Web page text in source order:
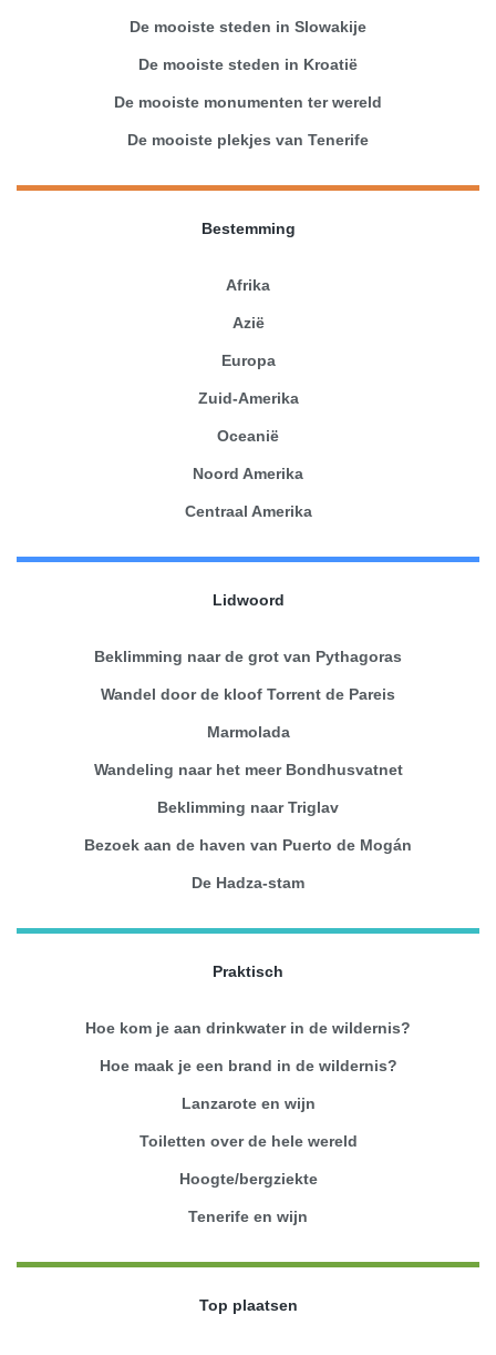
De mooiste steden in Slowakije
De mooiste steden in Kroatië
De mooiste monumenten ter wereld
De mooiste plekjes van Tenerife
Bestemming
Afrika
Azië
Europa
Zuid-Amerika
Oceanië
Noord Amerika
Centraal Amerika
Lidwoord
Beklimming naar de grot van Pythagoras
Wandel door de kloof Torrent de Pareis
Marmolada
Wandeling naar het meer Bondhusvatnet
Beklimming naar Triglav
Bezoek aan de haven van Puerto de Mogán
De Hadza-stam
Praktisch
Hoe kom je aan drinkwater in de wildernis?
Hoe maak je een brand in de wildernis?
Lanzarote en wijn
Toiletten over de hele wereld
Hoogte/bergziekte
Tenerife en wijn
Top plaatsen